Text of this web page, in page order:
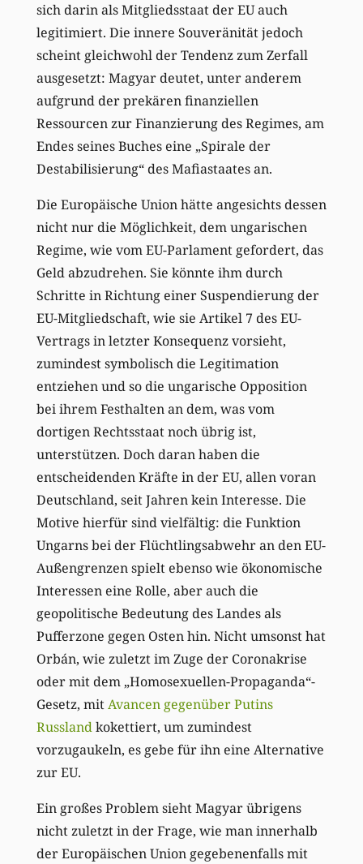
sich darin als Mitgliedsstaat der EU auch
legitimiert. Die innere Souveränität jedoch
scheint gleichwohl der Tendenz zum Zerfall
ausgesetzt: Magyar deutet, unter anderem
aufgrund der prekären finanziellen
Ressourcen zur Finanzierung des Regimes, am
Endes seines Buches eine „Spirale der
Destabilisierung“ des Mafiastaates an.
Die Europäische Union hätte angesichts dessen
nicht nur die Möglichkeit, dem ungarischen
Regime, wie vom EU-Parlament gefordert, das
Geld abzudrehen. Sie könnte ihm durch
Schritte in Richtung einer Suspendierung der
EU-Mitgliedschaft, wie sie Artikel 7 des EU-
Vertrags in letzter Konsequenz vorsieht,
zumindest symbolisch die Legitimation
entziehen und so die ungarische Opposition
bei ihrem Festhalten an dem, was vom
dortigen Rechtsstaat noch übrig ist,
unterstützen. Doch daran haben die
entscheidenden Kräfte in der EU, allen voran
Deutschland, seit Jahren kein Interesse. Die
Motive hierfür sind vielfältig: die Funktion
Ungarns bei der Flüchtlingsabwehr an den EU-
Außengrenzen spielt ebenso wie ökonomische
Interessen eine Rolle, aber auch die
geopolitische Bedeutung des Landes als
Pufferzone gegen Osten hin. Nicht umsonst hat
Orbán, wie zuletzt im Zuge der Coronakrise
oder mit dem „Homosexuellen-Propaganda“-
Gesetz, mitAvancen gegenüber Putins
Russlandkokettiert, um zumindest
vorzugaukeln, es gebe für ihn eine Alternative
zur EU.
Ein großes Problem sieht Magyar übrigens
nicht zuletzt in der Frage, wie man innerhalb
der Europäischen Union gegebenenfalls mit